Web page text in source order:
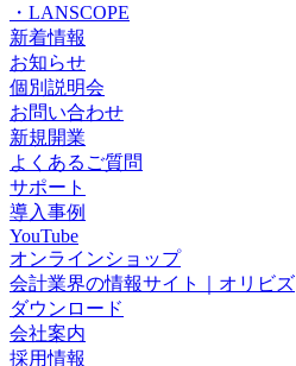
・LANSCOPE
新着情報
お知らせ
個別説明会
お問い合わせ
新規開業
よくあるご質問
サポート
導入事例
YouTube
オンラインショップ
会計業界の情報サイト｜オリビズ
ダウンロード
会社案内
採用情報